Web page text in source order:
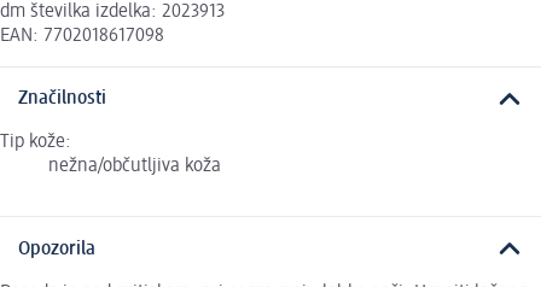
dm številka izdelka: 2023913
EAN: 7702018617098
Značilnosti
Tip kože:
nežna/občutljiva koža
Opozorila